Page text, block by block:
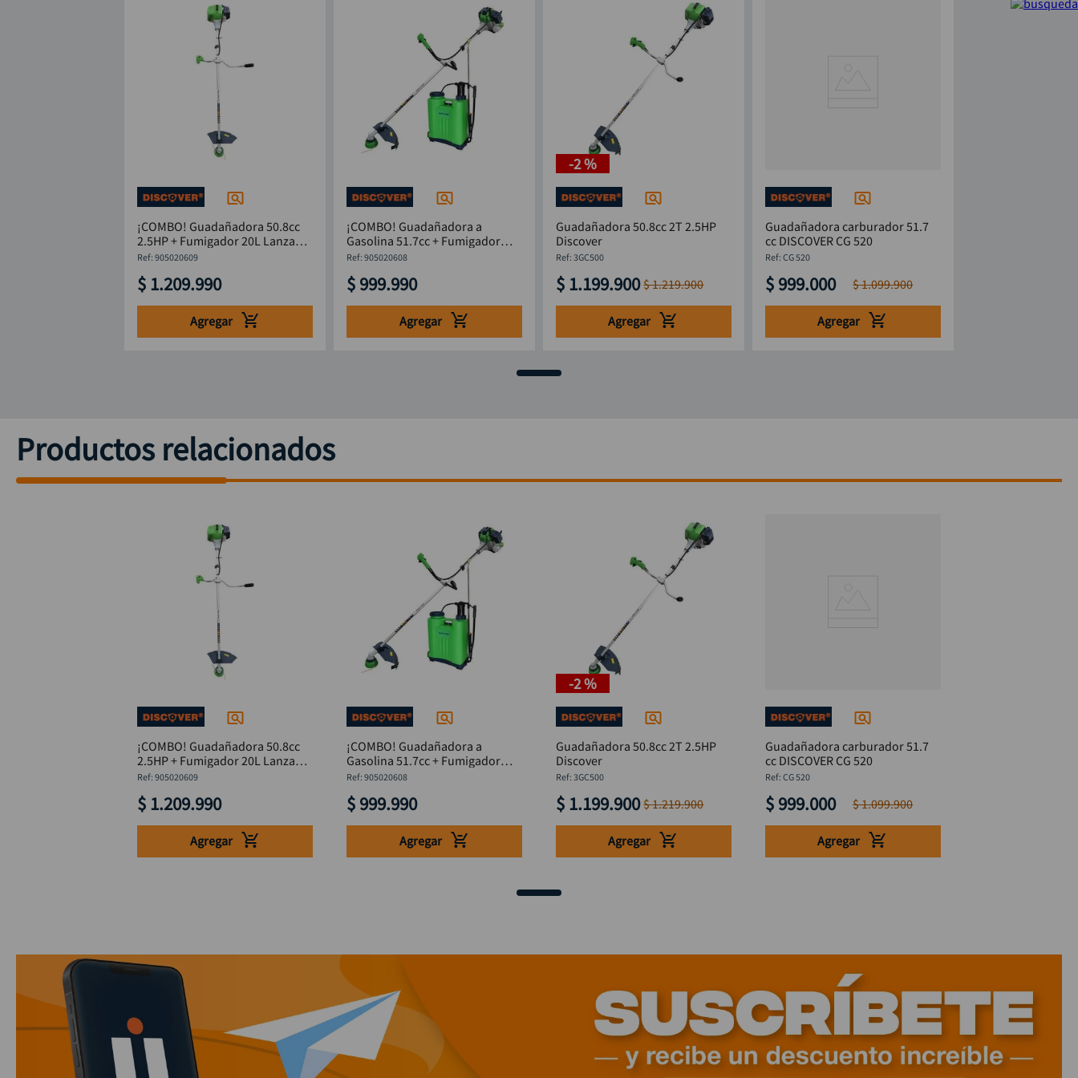
¡COMBO! Guadañadora 50.8cc
2.5HP + Fumigador 20L Lanza
Inox DISCOVER
:905020609
$ 1.209.990
Agregar
¡COMBO! Guadañadora a
Gasolina 51.7cc + Fumigador
20L DISCOVER
:905020608
$ 999.990
Agregar
-2 %
Guadañadora 50.8cc 2T 2.5HP
Discover
: 3GC500
$ 1.199.900 $1.219.900
Agregar
Guadañadora carburador 51.7
cc DISCOVER CG 520
: CG 520
$ 999.000 $1.099.900
Agregar
Productos relacionados
¡COMBO! Guadañadora 50.8cc
2.5HP + Fumigador 20L Lanza
Inox DISCOVER
:905020609
$ 1.209.990
Agregar
¡COMBO! Guadañadora a
Gasolina 51.7cc + Fumigador
20L DISCOVER
:905020608
$ 999.990
Agregar
-2 %
Guadañadora 50.8cc 2T 2.5HP
Discover
: 3GC500
$ 1.199.900 $1.219.900
Agregar
Guadañadora carburador 51.7
cc DISCOVER CG 520
: CG 520
$ 999.000 $1.099.900
Agregar